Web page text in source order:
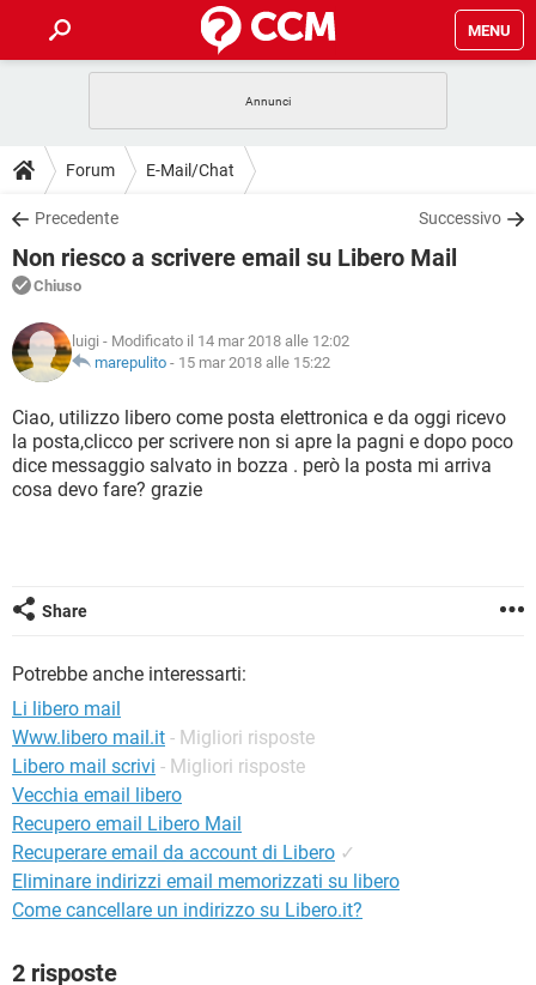
MENU
INTRATTENIMENTO
iOS
INSTAGRAM WHATSAPP
TIKTOK
HARDWARE
GUIDE
COVID-19
iOS
INSTAGRAM
TIKTOK FACEBOOK
DOWNLOAD
COVID-19 GAMING
INTRATTENIMENTO
iOS WINDOWS 10
INSTAGRAM
TIKTOK FACEBOOK
HARDWARE
FORUM
COVID-19
INTRATTENIMENTO ANDROID
INSTAGRAM WHATSAPP
TIKTOK
GLOSSARIO
COVID-19
INTRATTENIMENTO ANDROID
iOS WINDOWS 10
Forum E-Mail/Chat
Precedente Successivo
Non riesco a scrivere email su Libero Mail
Chiuso
luigi - Modificato il 14 mar 2018 alle 12:02
marepulito - 15 mar 2018 alle 15:22
Ciao, utilizzo libero come posta elettronica e da oggi ricevo
la posta,clicco per scrivere non si apre la pagni e dopo poco
dice messaggio salvato in bozza . però la posta mi arriva
cosa devo fare? grazie
Share
Potrebbe anche interessarti:
Li libero mail
Www.libero mail.it - Migliori risposte
Libero mail scrivi - Migliori risposte
Vecchia email libero
Recupero email Libero Mail
Recuperare email da account di Libero ✓
Eliminare indirizzi email memorizzati su libero
Come cancellare un indirizzo su Libero.it?
2 risposte